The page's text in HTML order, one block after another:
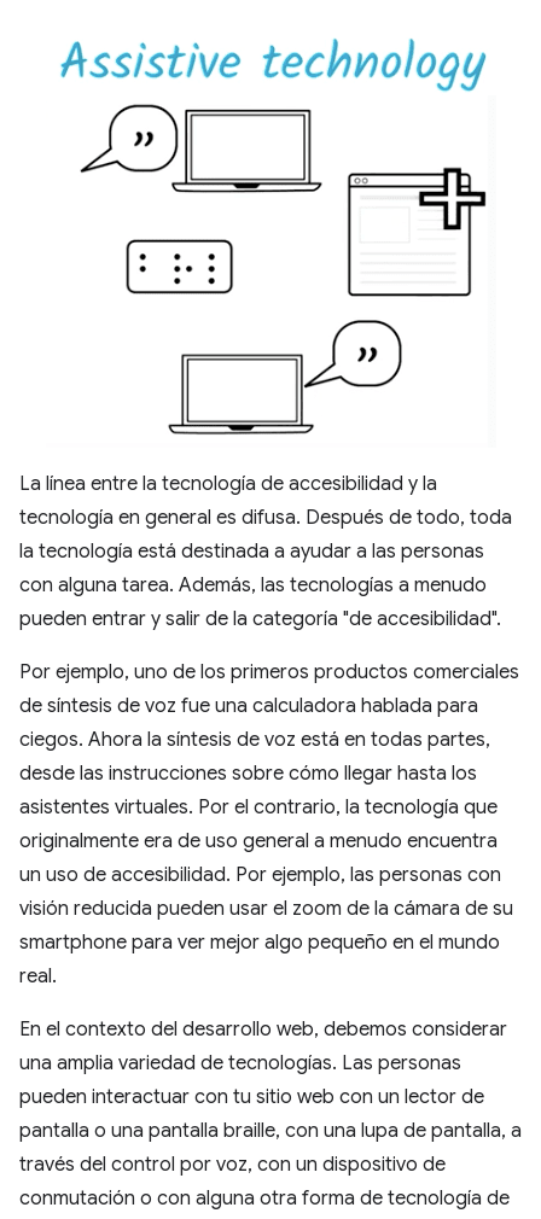
La línea entre la tecnología de accesibilidad y la
tecnología en general es difusa. Después de todo, toda
la tecnología está destinada a ayudar a las personas
con alguna tarea. Además, las tecnologías a menudo
pueden entrar y salir de la categoría "de accesibilidad".
Por ejemplo, uno de los primeros productos comerciales
de síntesis de voz fue una calculadora hablada para
ciegos. Ahora la síntesis de voz está en todas partes,
desde las instrucciones sobre cómo llegar hasta los
asistentes virtuales. Por el contrario, la tecnología que
originalmente era de uso general a menudo encuentra
un uso de accesibilidad. Por ejemplo, las personas con
visión reducida pueden usar el zoom de la cámara de su
smartphone para ver mejor algo pequeño en el mundo
real.
En el contexto del desarrollo web, debemos considerar
una amplia variedad de tecnologías. Las personas
pueden interactuar con tu sitio web con un lector de
pantalla o una pantalla braille, con una lupa de pantalla, a
través del control por voz, con un dispositivo de
conmutación o con alguna otra forma de tecnología de